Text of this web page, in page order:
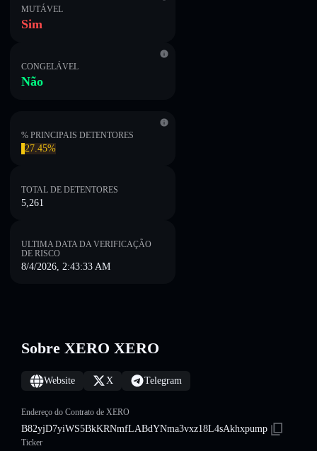
MUTÁVEL
Sim
CONGELÁVEL
Não
% PRINCIPAIS DETENTORES
27.45%
TOTAL DE DETENTORES
5,261
ULTIMA DATA DA VERIFICAÇÃO
DE RISCO
8/4/2026, 2:43:33 AM
Sobre XERO XERO
Website X Telegram
Endereço do Contrato de XERO
B82yjD7yiWS5BkKRNmfLABdYNma3vxz18L4sAkhxpump
Ticker